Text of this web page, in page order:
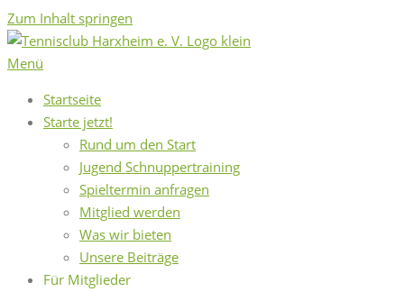
Zum Inhalt springen
Menü
Startseite
Starte jetzt!
Rund um den Start
Jugend Schnuppertraining
Spieltermin anfragen
Mitglied werden
Was wir bieten
Unsere Beiträge
Für Mitglieder